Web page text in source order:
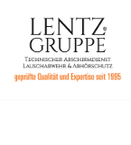
Zum
Inhalt